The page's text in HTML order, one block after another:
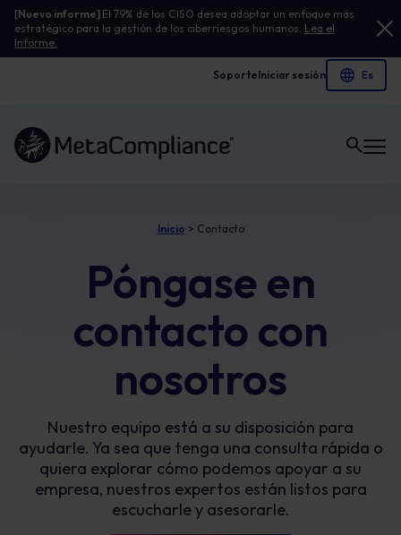
[Nuevo informe] El 79% de los CISO desea adoptar un enfoque más
estratégico para la gestión de los ciberriesgos humanos. Lea el
Informe.
SoporteIniciar sesión
Enlace a la página de inicio
Inicio > Contacto
Póngase en
contacto con
nosotros
Nuestro equipo está a su disposición para
ayudarle. Ya sea que tenga una consulta rápida o
quiera explorar cómo podemos apoyar a su
empresa, nuestros expertos están listos para
escucharle y asesorarle.